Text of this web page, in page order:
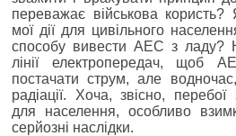
переважає військова користь?
мої дії для цивільного
способу вивести АЕС з ладу?
лінії електропередач, щоб
постачати струм, але
радіації. Хоча, звісно,
для населення, особливо
серйозні наслідки.